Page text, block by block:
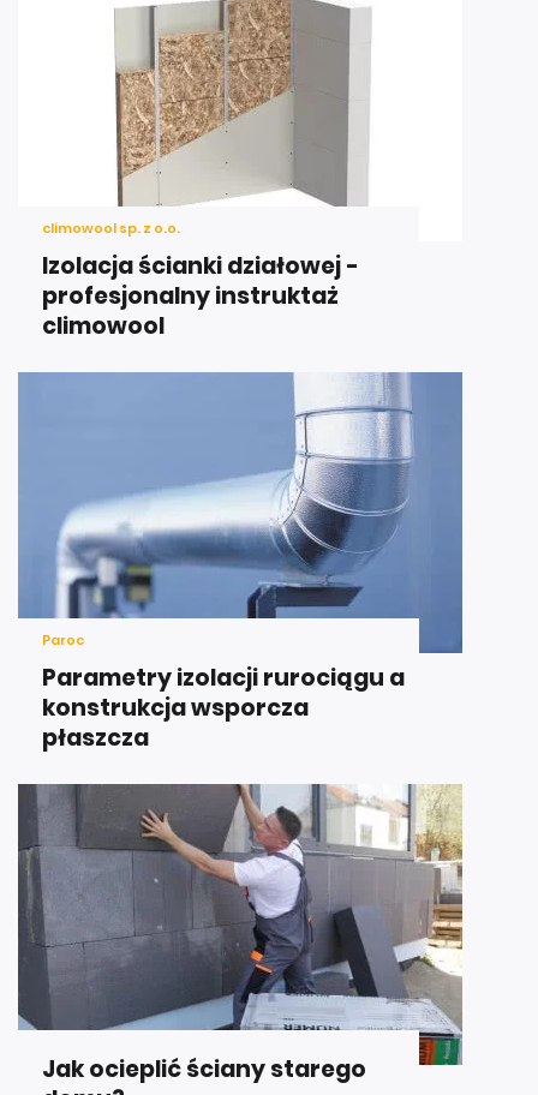
climowool sp. z o.o.
Izolacja ścianki działowej -
profesjonalny instruktaż
climowool
Paroc
Parametry izolacji rurociągu a
konstrukcja wsporcza
płaszcza
Jak ocieplić ściany starego